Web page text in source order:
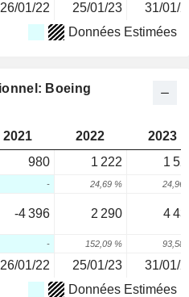
26/01/22 25/01/23 31/01/
Données Estimées
Boeing
2021 2022
2023
980 1 222 1
- 24,69 % 24,96
-4 396 2 290 4
- 152,09 % 93,58
26/01/22 25/01/23 31/01/
Données Estimées